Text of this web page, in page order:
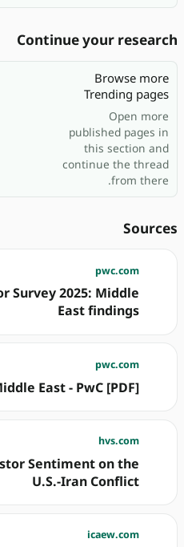
Continue your research
Browse more
Trending pages
Open more
published pages in
this section and
continue the thread
from there.
Sources
pwc.com
Survey 2025: Middle
East findings
pwc.com
[PDF] 2026 TransAct Middle East - PwC
hvs.com
Sentiment on the
U.S.-Iran Conflict
icaew.com